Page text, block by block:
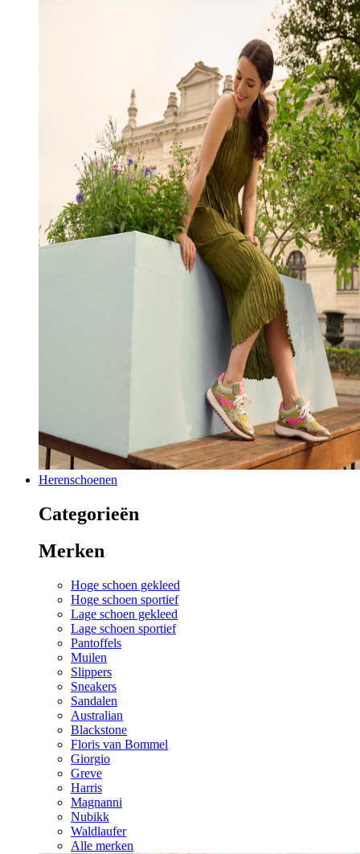
Herenschoenen
Categorieën
Merken
Hoge schoen gekleed
Hoge schoen sportief
Lage schoen gekleed
Lage schoen sportief
Pantoffels
Muilen
Slippers
Sneakers
Sandalen
Australian
Blackstone
Floris van Bommel
Giorgio
Greve
Harris
Magnanni
Nubikk
Waldlaufer
Alle merken